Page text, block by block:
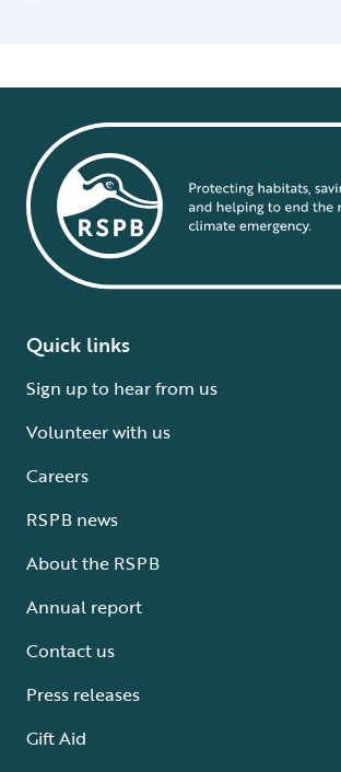
Quick links
Sign up to hear from us
Volunteer with us
Careers
RSPB news
About the RSPB
Annual report
Contact us
Press releases
Gift Aid